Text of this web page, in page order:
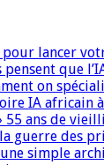
lancer
que
on
IA africain
55 ans de
guerre des
simple